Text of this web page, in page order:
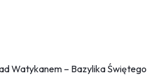
Watykanem – Bazylika Świętego